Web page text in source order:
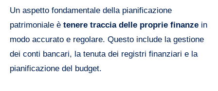
Un aspetto fondamentale della pianificazione
patrimoniale è tenere traccia delle proprie finanze in
modo accurato e regolare. Questo include la gestione
dei conti bancari, la tenuta dei registri finanziari e la
pianificazione del budget.